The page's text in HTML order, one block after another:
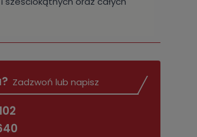
Zadzwoń lub napisz